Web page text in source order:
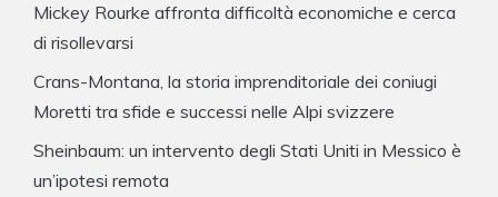
Mickey Rourke affronta difficoltà economiche e cerca
di risollevarsi
Crans-Montana, la storia imprenditoriale dei coniugi
Moretti tra sfide e successi nelle Alpi svizzere
Sheinbaum: un intervento degli Stati Uniti in Messico è
un’ipotesi remota